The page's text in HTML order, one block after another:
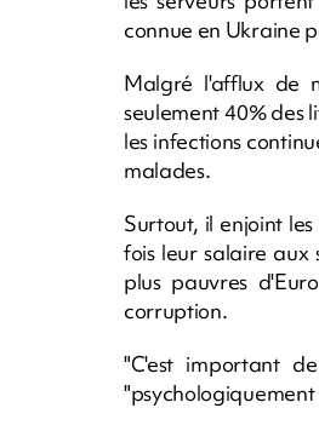
connue en Ukraine
Malgré l'afflux de
seulement 40% des
les infections
malades.
Surtout, il enjoint
fois leur salaire aux
plus pauvres
corruption.
"C'est important